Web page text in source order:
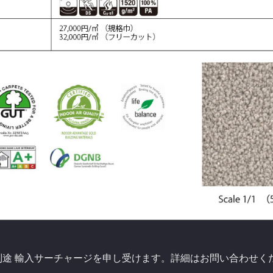
輸入サーチャージを申し受けます。詳細はお問い合わせく